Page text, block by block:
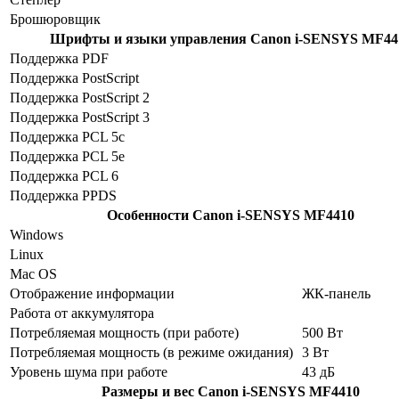
Брошюровщик
Шрифты и языки управленияCanon i-SENSYS
Поддержка PDF
Поддержка PostScript
Поддержка PostScript 2
Поддержка PostScript 3
Поддержка PCL 5c
Поддержка PCL 5e
Поддержка PCL 6
Поддержка PPDS
Особенности Canon i-SENSYS MF4410
Windows
Linux
Mac OS
Отображение информации
ЖК-панель
Работа от аккумулятора
Потребляемая мощность (при работе)
500 Вт
Потребляемая мощность (в режиме ожидания) 3 Вт
Уровень шума при работе
43 дБ
Размеры и вес Canon i-SENSYS MF4410